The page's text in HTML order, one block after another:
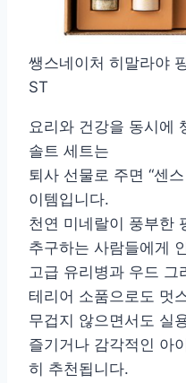
쌩스네이처 히말라야
ST
요리와 건강을 동시에
솔트 세트는
퇴사 선물로 주면 “센
이템입니다.
천연 미네랄이 풍부한
추구하는 사람들에게
고급 유리병과 우드 그
테리어 소품으로도 멋
무겁지 않으면서도 실
즐기거나 감각적인 아
히 추천됩니다.